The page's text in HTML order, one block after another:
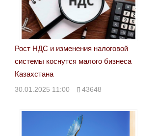
Рост НДС и изменения налоговой
системы коснутся малого бизнеса
Казахстана
30.01.2025 11:00 43648